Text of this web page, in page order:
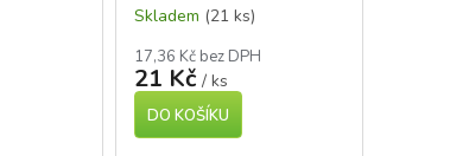
Skladem (21 ks)
17,36 Kč bez DPH
21 Kč / ks
DO KOŠÍKU